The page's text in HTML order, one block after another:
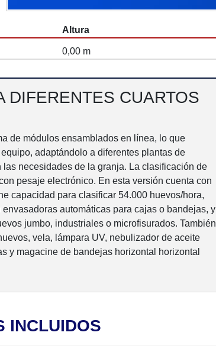
Altura
0,00 m
DIFERENTES CUARTOS
de módulos ensamblados en línea, lo que
adaptándolo a diferentes plantas de
las necesidades de la granja. La clasificación de
pesaje electrónico. En esta versión cuenta con
capacidad para clasificar 54.000 huevos/hora,
automáticas para cajas o bandejas, y
jumbo, industriales o microfisurados. También
vela, lámpara UV, nebulizador de aceite
y magacine de bandejas horizontal horizontal
INCLUIDOS